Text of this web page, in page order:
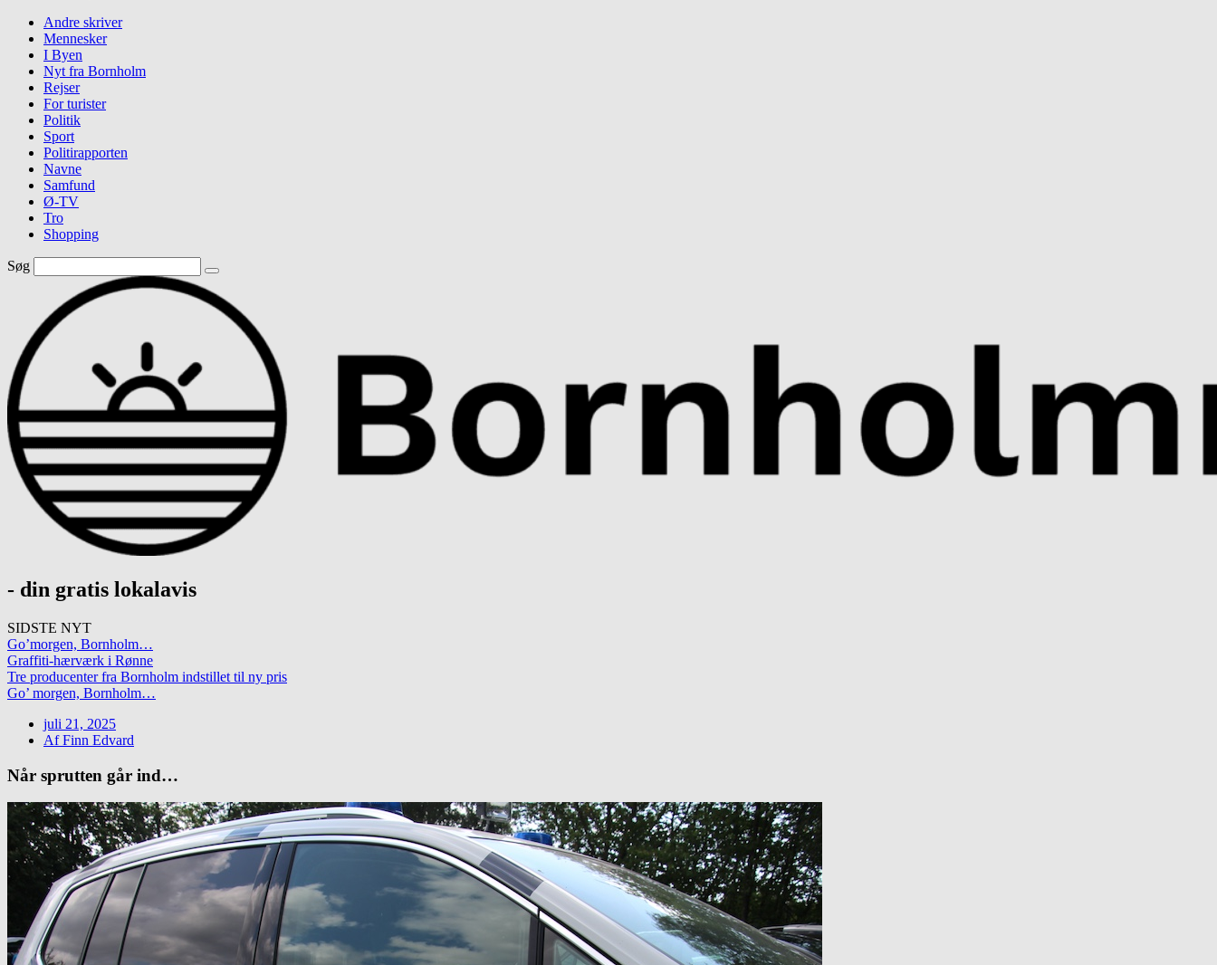
Andre skriver
Mennesker
I Byen
Nyt fra Bornholm
Rejser
For turister
Politik
Sport
Politirapporten
Navne
Samfund
Ø-TV
Tro
Shopping
Søg
- din gratis lokalavis
SIDSTE NYT
Go’morgen, Bornholm…
Graffiti-hærværk i Rønne
Tre producenter fra Bornholm indstillet til ny pris
Go’ morgen, Bornholm…
juli 21, 2025
AfFinn Edvard
Når sprutten går ind…